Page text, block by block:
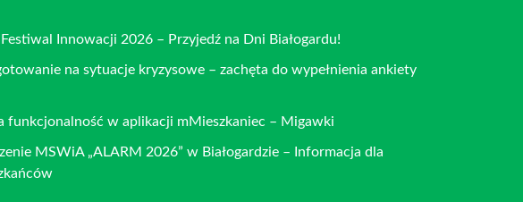
Festiwal Innowacji 2026 – Przyjedź na Dni Białogardu!
na sytuacje kryzysowe – zachęta do wypełnienia ankiety
funkcjonalność w aplikacji mMieszkaniec – Migawki
MSWiA „ALARM 2026” w Białogardzie – Informacja dla